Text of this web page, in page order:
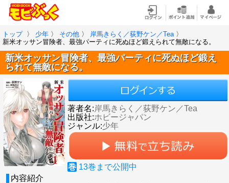
トップ 〉 少年 〉 その他 〉 岸馬きらく／荻野ケン／Tea〉
新米オッサン冒険者、最強パーティに死ぬほど鍛えられて無敵になる。
新米オッサン冒険者、最強パーティに死ぬほど鍛え
られて無敵になる。
著者名:岸馬きらく／荻野ケン／Tea
出版社:ホビージャパン
ジャンル:少年
巻 13巻まで公開中
内容紹介